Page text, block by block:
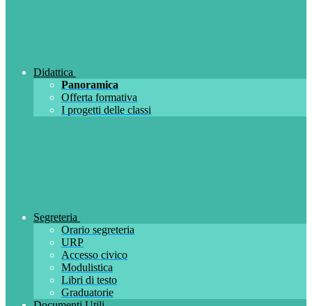
Didattica
Panoramica
Offerta formativa
I progetti delle classi
Segreteria
Orario segreteria
URP
Accesso civico
Modulistica
Libri di testo
Graduatorie